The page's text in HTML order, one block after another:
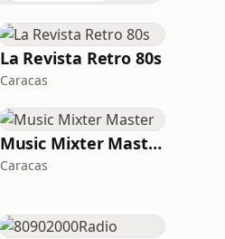
La Revista Retro 80s
Caracas
Music Mixter Master
Caracas